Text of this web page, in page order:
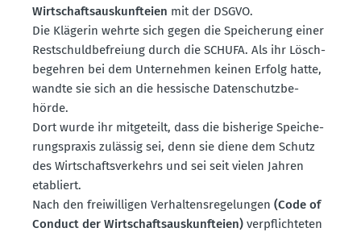
Wirtschafts­aus­kunf­teien mit der DSGVO.
Die Klägerin wehrte sich gegen die Speicherung einer
Restschuld­be­freiung durch die SCHUFA. Als ihr Lösch­
be­gehren bei dem Unter­nehmen keinen Erfolg hatte,
wandte sie sich an die hessische Daten­schutz­be­
hörde.
Dort wurde ihr mitge­teilt, dass die bisherige Speiche­
rungs­praxis zulässig sei, denn sie diene dem Schutz
des Wirtschafts­ver­kehrs und sei seit vielen Jahren
etabliert.
Nach den freiwil­ligen Verhal­tens­re­ge­lungen (Code of
Conduct der Wirtschafts­aus­kunf­teien) verpflich­teten